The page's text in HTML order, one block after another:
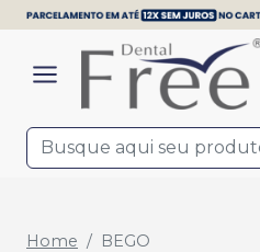
Home BEGO